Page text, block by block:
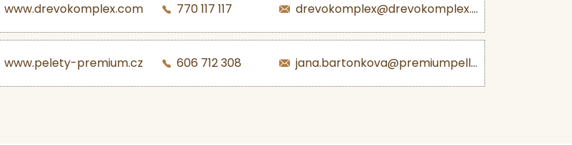
www.drevokomplex.com 770 117 117 drevokomplex@drevokomplex.com
www.pelety-premium.cz 606 712 308 jana.bartonkova@premiumpellets.cz